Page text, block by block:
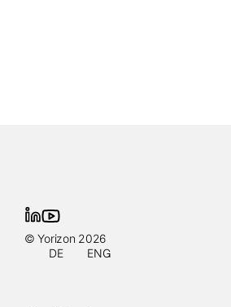
© Yorizon 2026
DE
ENG